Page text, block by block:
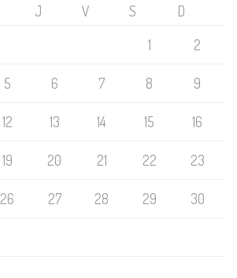
J V S
D
1
2
5 6 7 8 9
12 13 14 15 16
19 20 21 22 23
26 27 28 29 30